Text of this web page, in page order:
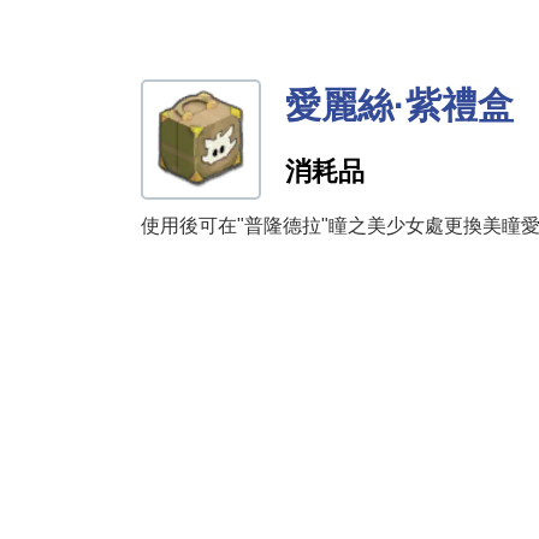
愛麗絲·紫禮盒
消耗品
使用後可在"普隆德拉"瞳之美少女處更換美瞳